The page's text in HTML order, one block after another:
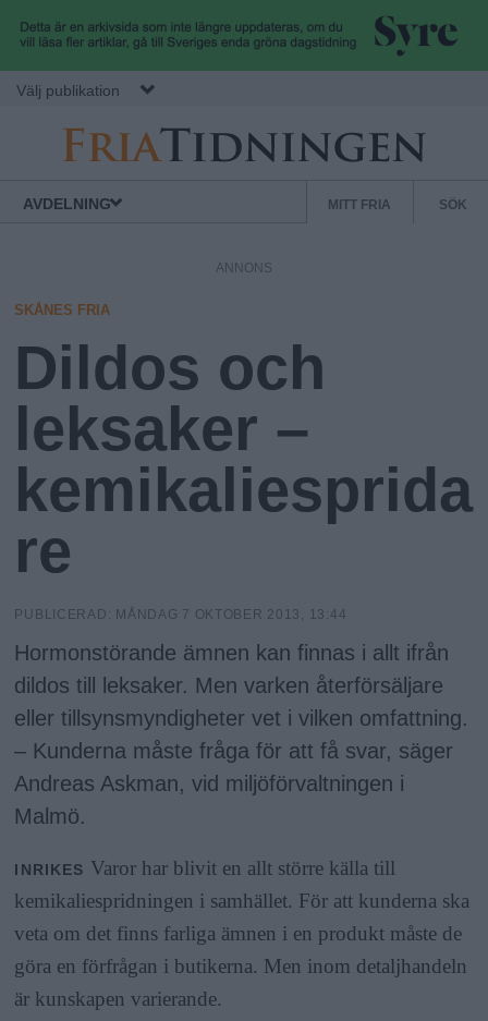
Hoppa till huvudinnehåll
Välj publikation
F
i
a
N
u
AVDELNING
d
e
n
MITT FRIA SÖK
ANNONS
SKÅNES FRIA
Dildos och
leksaker –
kemikaliesprida
re
PUBLICERAD: MÅNDAG 7 OKTOBER 2013, 13:44
Hormonstörande ämnen kan finnas i allt ifrån
dildos till leksaker. Men varken återförsäljare
eller tillsynsmyndigheter vet i vilken omfattning.
– Kunderna måste fråga för att få svar, säger
Andreas Askman, vid miljöförvaltningen i
Malmö.
INRIKES Varor har blivit en allt större källa till
kemikaliespridningen i samhället. För att kunderna ska
veta om det finns farliga ämnen i en produkt måste de
göra en förfrågan i butikerna. Men inom detaljhandeln
är kunskapen varierande.